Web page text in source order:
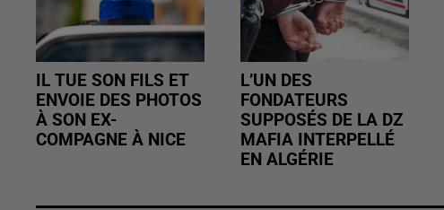
IL TUE SON FILS ET
ENVOIE DES PHOTOS
À SON EX-
COMPAGNE À NICE
L’UN DES
FONDATEURS
SUPPOSÉS DE LA DZ
MAFIA INTERPELLÉ
EN ALGÉRIE